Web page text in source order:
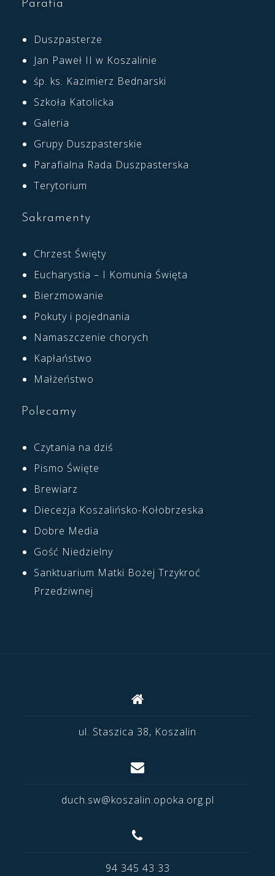
Parafia
Duszpasterze
Jan Paweł II w Koszalinie
śp. ks. Kazimierz Bednarski
Szkoła Katolicka
Galeria
Grupy Duszpasterskie
Parafialna Rada Duszpasterska
Terytorium
Sakramenty
Chrzest Święty
Eucharystia – I Komunia Święta
Bierzmowanie
Pokuty i pojednania
Namaszczenie chorych
Kapłaństwo
Małżeństwo
Polecamy
Czytania na dziś
Pismo Święte
Brewiarz
Diecezja Koszalińsko-Kołobrzeska
Dobre Media
Gość Niedzielny
Sanktuarium Matki Bożej Trzykroć
Przedziwnej
ul. Staszica 38, Koszalin
duch.sw@koszalin.opoka.org.pl
94 345 43 33